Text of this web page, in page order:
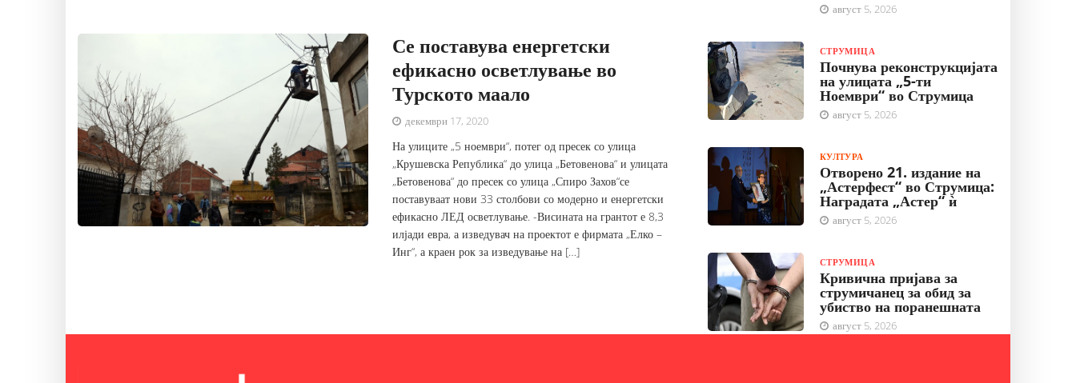
Се поставува енергетски
ефикасно осветлување во
Турското маало
декември 17, 2020
На улиците „5 ноември“, потег од пресек со улица
„Крушевска Република“ до улица „Бетовенова“ и улицата
„Бетовенова“ до пресек со улица „Спиро Захов“се
поставуваат нови 33 столбови со модерно и енергетски
ефикасно ЛЕД осветлување. -Висината на грантот е 8,3
илјади евра, а изведувач на проектот е фирмата „Елко –
Инг“, а краен рок за изведување на […]
август 5, 2026
СТРУМИЦА
Почнува реконструкцијата
на улицата „5-ти
Ноември“ во Струмица
август 5, 2026
КУЛТУРА
Отворено 21. издание на
„Астерфест“ во Струмица:
Наградата „Астер“ ѝ
август 5, 2026
СТРУМИЦА
Кривична пријава за
струмичанец за обид за
убиство на поранешната
август 5, 2026